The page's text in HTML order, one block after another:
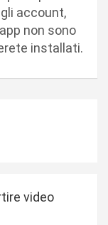
account,
non sono
installati.
video